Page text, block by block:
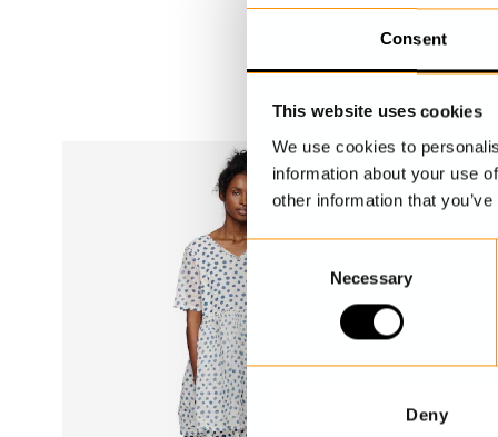
Consent
This website uses cookies
We use cookies to
information about your use
other information that
C
o
n
s
e
n
t
Necessary
Deny